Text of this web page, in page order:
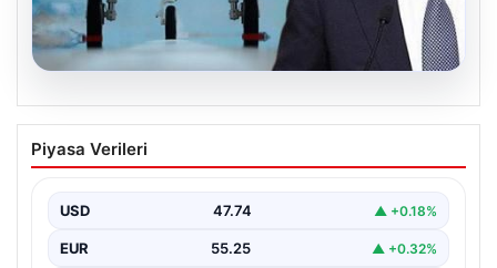
08.08.2026
KAAN projesinde ortaklık süreci söz
konusu mu? Cumhurbaşkanı Yardımcısı
Cumhurbaşkanı Yardımcısı Cevdet Yılmaz, CNN Türk
Ortak…
Piyasa Verileri
USD 47.74 ▲ +0.18%
EUR 55.25 ▲ +0.32%